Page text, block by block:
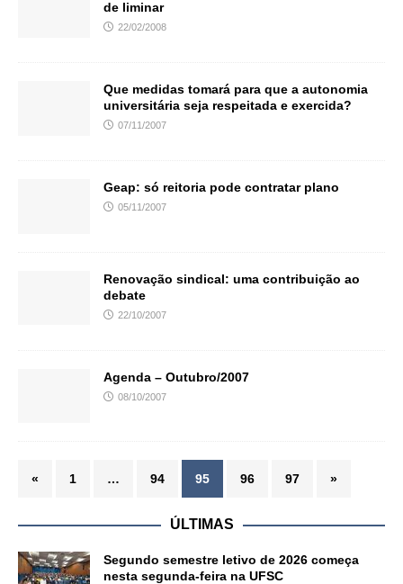
de liminar
22/02/2008
Que medidas tomará para que a autonomia
universitária seja respeitada e exercida?
07/11/2007
Geap: só reitoria pode contratar plano
05/11/2007
Renovação sindical: uma contribuição ao
debate
22/10/2007
Agenda – Outubro/2007
08/10/2007
« 1 … 94 95 96 97 »
ÚLTIMAS
Segundo semestre letivo de 2026 começa
nesta segunda-feira na UFSC